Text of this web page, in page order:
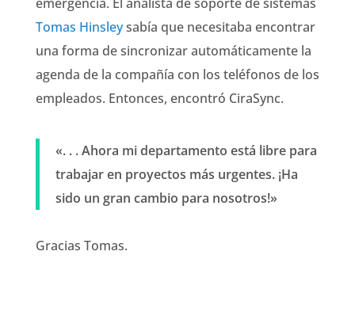
Tomas Hinsleysabía que necesitaba encontrar
una forma de sincronizar automáticamente la
agenda de la compañía con los teléfonos de los
empleados. Entonces, encontró CiraSync.
«. . . Ahora mi departamento está libre para
trabajar en proyectos más urgentes. ¡Ha
sido un gran cambio para nosotros!»
Gracias Tomas.